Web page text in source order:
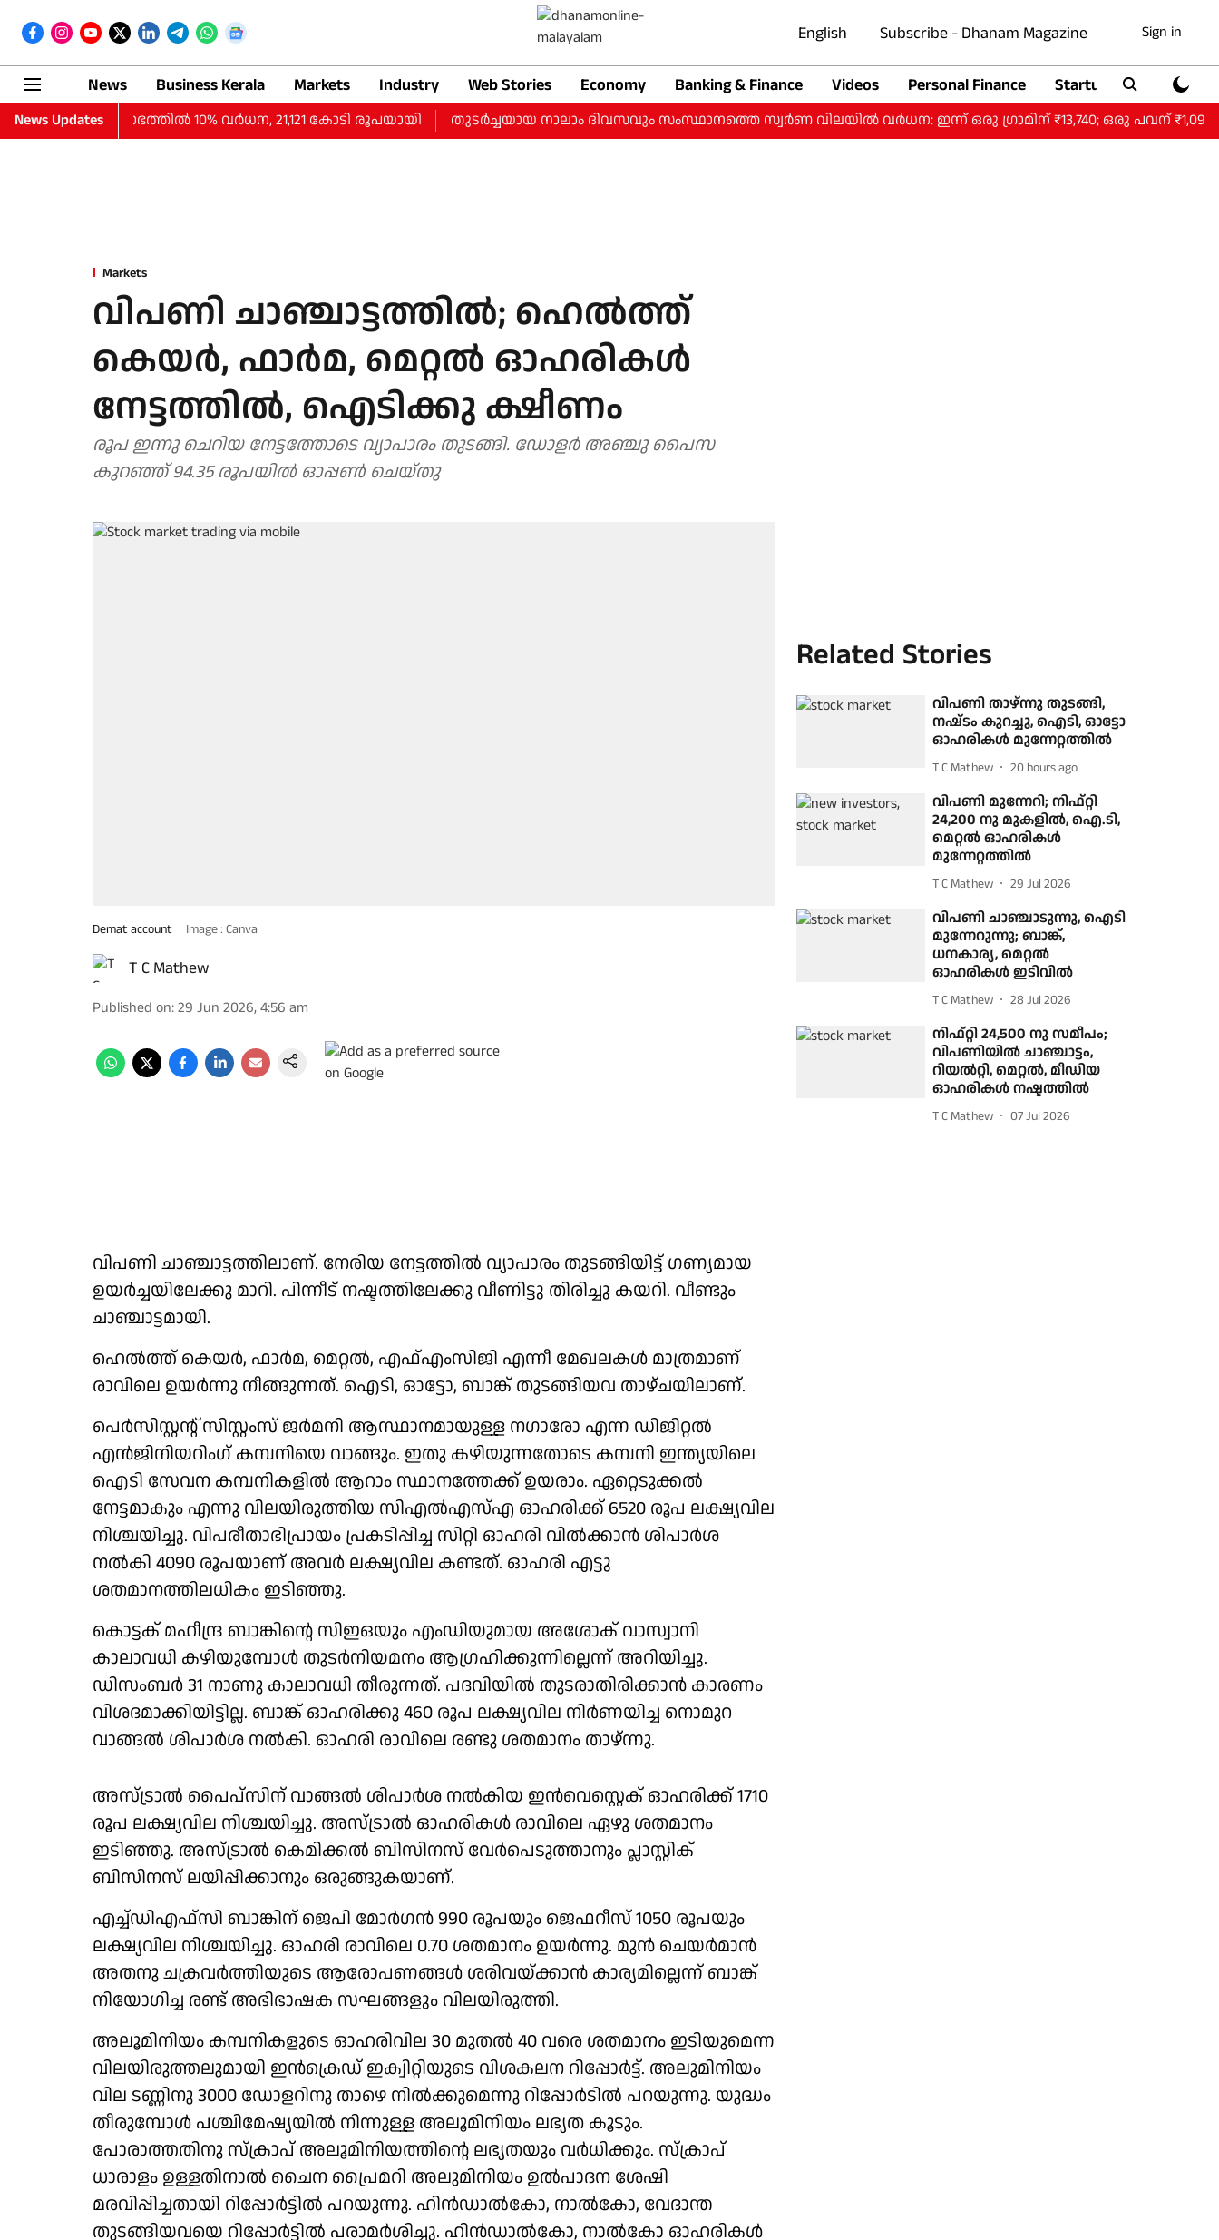
English Subscribe - Dhanam Magazine Sign in
News Business Kerala Markets Industry Web Stories Economy Banking & Finance Videos Personal Finance Startup
News Updates
ലാഭത്തില്‍ 10% വര്‍ധന, 21,121 കോടി രൂപയായി തുടർച്ചയായ നാലാം ദിവസവും സംസ്ഥാനത്തെ സ്വർണ വിലയിൽ വർധന: ഇന്ന് ഒരു ​ഗ്രാമിന് ₹13,740; ഒരു പവന് ₹1,09,920.
Markets
വിപണി ചാഞ്ചാട്ടത്തിൽ; ഹെൽത്ത്
കെയർ, ഫാർമ, മെറ്റൽ ഓഹരികള്‍
നേട്ടത്തില്‍, ഐടിക്കു ക്ഷീണം
രൂപ ഇന്നു ചെറിയ നേട്ടത്തോടെ വ്യാപാരം തുടങ്ങി. ഡോളർ അഞ്ചു പൈസ
കുറഞ്ഞ് 94.35 രൂപയിൽ ഓപ്പൺ ചെയ്തു
Demat account Image : Canva
T C Mathew
Published on:29 Jun 2026, 4:56 am
വിപണി ചാഞ്ചാട്ടത്തിലാണ്. നേരിയ നേട്ടത്തിൽ വ്യാപാരം തുടങ്ങിയിട്ട് ഗണ്യമായ
ഉയർച്ചയിലേക്കു മാറി. പിന്നീട് നഷ്ടത്തിലേക്കു വീണിട്ടു തിരിച്ചു കയറി. വീണ്ടും
ചാഞ്ചാട്ടമായി.
ഹെൽത്ത് കെയർ, ഫാർമ, മെറ്റൽ, എഫ്എംസിജി എന്നീ മേഖലകൾ മാത്രമാണ്
രാവിലെ ഉയർന്നു നീങ്ങുന്നത്. ഐടി, ഓട്ടോ, ബാങ്ക് തുടങ്ങിയവ താഴ്ചയിലാണ്.
പെർസിസ്റ്റൻ്റ് സിസ്റ്റംസ് ജർമനി ആസ്ഥാനമായുള്ള നഗാരോ എന്ന ഡിജിറ്റൽ
എൻജിനിയറിംഗ് കമ്പനിയെ വാങ്ങും. ഇതു കഴിയുന്നതോടെ കമ്പനി ഇന്ത്യയിലെ
ഐടി സേവന കമ്പനികളിൽ ആറാം സ്ഥാനത്തേക്ക് ഉയരാം. ഏറ്റെടുക്കൽ
നേട്ടമാകും എന്നു വിലയിരുത്തിയ സിഎൽഎസ്എ ഓഹരിക്ക് 6520 രൂപ ലക്ഷ്യവില
നിശ്ചയിച്ചു. വിപരീതാഭിപ്രായം പ്രകടിപ്പിച്ച സിറ്റി ഓഹരി വിൽക്കാൻ ശിപാർശ
നൽകി 4090 രൂപയാണ് അവർ ലക്ഷ്യവില കണ്ടത്. ഓഹരി എട്ടു
ശതമാനത്തിലധികം ഇടിഞ്ഞു.
കൊട്ടക് മഹീന്ദ്ര ബാങ്കിൻ്റെ സിഇഒയും എംഡിയുമായ അശോക് വാസ്വാനി
കാലാവധി കഴിയുമ്പോൾ തുടർനിയമനം ആഗ്രഹിക്കുന്നില്ലെന്ന് അറിയിച്ചു.
ഡിസംബർ 31 നാണു കാലാവധി തീരുന്നത്. പദവിയിൽ തുടരാതിരിക്കാൻ കാരണം
വിശദമാക്കിയിട്ടില്ല. ബാങ്ക് ഓഹരിക്കു 460 രൂപ ലക്ഷ്യവില നിർണയിച്ച നൊമുറ
വാങ്ങൽ ശിപാർശ നൽകി. ഓഹരി രാവിലെ രണ്ടു ശതമാനം താഴ്ന്നു.
അസ്ട്രാൽ പൈപ്സിന് വാങ്ങൽ ശിപാർശ നൽകിയ ഇൻവെസ്റ്റെക് ഓഹരിക്ക് 1710
രൂപ ലക്ഷ്യവില നിശ്ചയിച്ചു. അസ്ട്രാൽ ഓഹരികൾ രാവിലെ ഏഴു ശതമാനം
ഇടിഞ്ഞു. അസ്ട്രാൽ കെമിക്കൽ ബിസിനസ് വേർപെടുത്താനും പ്ലാസ്റ്റിക്
ബിസിനസ് ലയിപ്പിക്കാനും ഒരുങ്ങുകയാണ്.
എച്ച്ഡിഎഫ്സി ബാങ്കിന് ജെപി മോർഗൻ 990 രൂപയും ജെഫറീസ് 1050 രൂപയും
ലക്ഷ്യവില നിശ്ചയിച്ചു. ഓഹരി രാവിലെ 0.70 ശതമാനം ഉയർന്നു. മുൻ ചെയർമാൻ
അതനു ചക്രവർത്തിയുടെ ആരോപണങ്ങൾ ശരിവയ്ക്കാൻ കാര്യമില്ലെന്ന് ബാങ്ക്
നിയോഗിച്ച രണ്ട് അഭിഭാഷക സഘങ്ങളും വിലയിരുത്തി.
അലൂമിനിയം കമ്പനികളുടെ ഓഹരിവില 30 മുതൽ 40 വരെ ശതമാനം ഇടിയുമെന്ന
വിലയിരുത്തലുമായി ഇൻക്രെഡ് ഇക്വിറ്റിയുടെ വിശകലന റിപ്പോർട്ട്. അലുമിനിയം
വില ടണ്ണിനു 3000 ഡോളറിനു താഴെ നിൽക്കുമെന്നു റിപ്പോർടിൽ പറയുന്നു. യുദ്ധം
തീരുമ്പോൾ പശ്ചിമേഷ്യയിൽ നിന്നുള്ള അലൂമിനിയം ലഭ്യത കൂടും.
പോരാത്തതിനു സ്‌ക്രാപ് അലൂമിനിയത്തിൻ്റെ ലഭ്യതയും വർധിക്കും. സ്‌ക്രാപ്
ധാരാളം ഉള്ളതിനാൽ ചൈന പ്രൈമറി അലുമിനിയം ഉൽപാദന ശേഷി
മരവിപ്പിച്ചതായി റിപ്പോർട്ടിൽ പറയുന്നു. ഹിൻഡാൽകോ, നാൽകോ, വേദാന്ത
തുടങ്ങിയവയെ റിപ്പോർട്ടിൽ പരാമർശിച്ചു. ഹിൻഡാൽകോ, നാൽകോ ഓഹരികൾ
Related Stories
വിപണി താഴ്ന്നു തുടങ്ങി,
നഷ്‌ടം കുറച്ചു, ഐടി, ഓട്ടോ
ഓഹരികള്‍ മുന്നേറ്റത്തില്‍
T C Mathew 20 hours ago
വിപണി മുന്നേറി; നിഫ്റ്റി
24,200 നു മുകളിൽ, ഐ.ടി,
മെറ്റല്‍‌ ഓഹരികള്‍
മുന്നേറ്റത്തില്‍
T C Mathew 29 Jul 2026
വിപണി ചാഞ്ചാടുന്നു, ഐടി
മുന്നേറുന്നു; ബാങ്ക്,
ധനകാര്യ, മെറ്റൽ
ഓഹരികള്‍ ഇടിവില്‍
T C Mathew 28 Jul 2026
നിഫ്റ്റി 24,500 നു സമീപം;
വിപണിയിൽ ചാഞ്ചാട്ടം,
റിയൽറ്റി, മെറ്റൽ, മീഡിയ
ഓഹരികള്‍ നഷ്ടത്തില്‍
T C Mathew 07 Jul 2026